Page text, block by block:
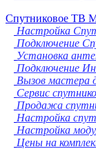
Спутниковое ТВ
Настройка
Подключение
Установка
Подключение
Вызов мастера
Сервис
Продажа
Настройка
Настройка
Цены на